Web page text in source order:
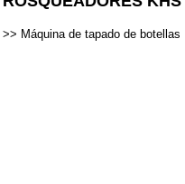
>> Máquina de tapado de botellas